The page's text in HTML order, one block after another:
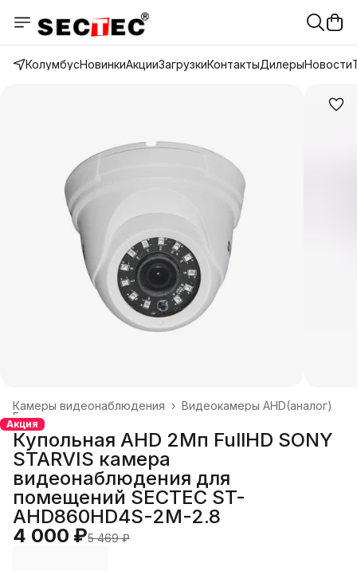
КолумбусНовинкиАкцииЗагрузкиКонтактыДилерыНовости
Видеокамеры AHD(аналог)
Камеры видеонаблюдения ›
Главная
Акция
Купольная AHD 2Мп FullHD SONY
STARVIS камера
видеонаблюдения для
помещений SECTEC ST-
AHD860HD4S-2M-2.8
4 000 ₽5 469 ₽